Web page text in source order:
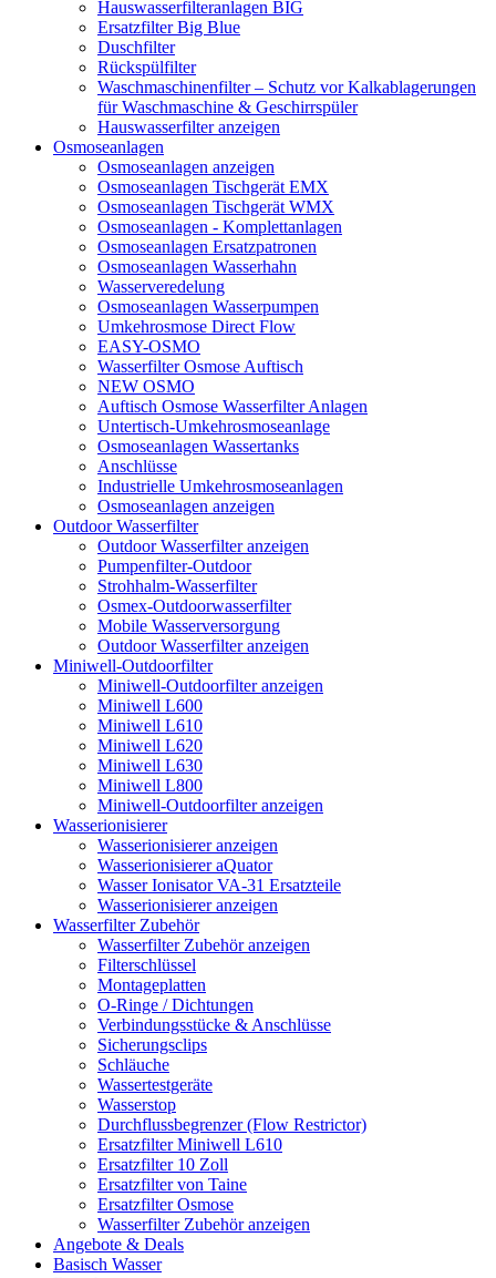
Hauswasserfilteranlagen BIG
Ersatzfilter Big Blue
Duschfilter
Rückspülfilter
Waschmaschinenfilter – Schutz vor Kalkablagerungen
für Waschmaschine & Geschirrspüler
Hauswasserfilter anzeigen
Osmoseanlagen
Osmoseanlagen anzeigen
Osmoseanlagen Tischgerät EMX
Osmoseanlagen Tischgerät WMX
Osmoseanlagen - Komplettanlagen
Osmoseanlagen Ersatzpatronen
Osmoseanlagen Wasserhahn
Wasserveredelung
Osmoseanlagen Wasserpumpen
Umkehrosmose Direct Flow
EASY-OSMO
Wasserfilter Osmose Auftisch
NEW OSMO
Auftisch Osmose Wasserfilter Anlagen
Untertisch-Umkehrosmoseanlage
Osmoseanlagen Wassertanks
Anschlüsse
Industrielle Umkehrosmoseanlagen
Osmoseanlagen anzeigen
Outdoor Wasserfilter
Outdoor Wasserfilter anzeigen
Pumpenfilter-Outdoor
Strohhalm-Wasserfilter
Osmex-Outdoorwasserfilter
Mobile Wasserversorgung
Outdoor Wasserfilter anzeigen
Miniwell-Outdoorfilter
Miniwell-Outdoorfilter anzeigen
Miniwell L600
Miniwell L610
Miniwell L620
Miniwell L630
Miniwell L800
Miniwell-Outdoorfilter anzeigen
Wasserionisierer
Wasserionisierer anzeigen
Wasserionisierer aQuator
Wasser Ionisator VA-31 Ersatzteile
Wasserionisierer anzeigen
Wasserfilter Zubehör
Wasserfilter Zubehör anzeigen
Filterschlüssel
Montageplatten
O-Ringe / Dichtungen
Verbindungsstücke & Anschlüsse
Sicherungsclips
Schläuche
Wassertestgeräte
Wasserstop
Durchflussbegrenzer (Flow Restrictor)
Ersatzfilter Miniwell L610
Ersatzfilter 10 Zoll
Ersatzfilter von Taine
Ersatzfilter Osmose
Wasserfilter Zubehör anzeigen
Angebote & Deals
Basisch Wasser